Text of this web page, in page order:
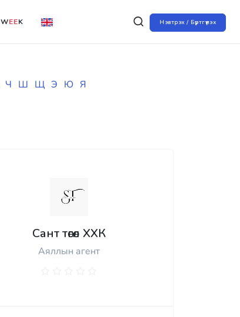
Нэвтрэх / Бүртгүүлэх
EEK
Ч Ш Щ Э Ю Я
Сант төгөл ХХК
Аяллын агент